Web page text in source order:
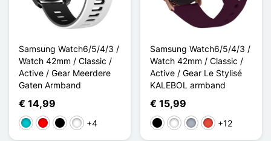
Samsung Watch6/5/4/3 /
Watch 42mm / Classic /
Active / Gear Meerdere
Gaten Armband
€ 14,99
TurkooisRouge Noir
Noir GrisNoir Rouge
+4
Samsung Watch6/5/4/3 /
Watch 42mm / Classic /
Active / Gear Le Stylisé
KALEBOL armband
€ 15,99
ZwartWit GrijsRood+12